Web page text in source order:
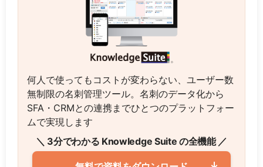
何人で使ってもコストが変わらない、ユーザー数
無制限の名刺管理ツール。名刺のデータ化から
SFA・CRMとの連携までひとつのプラットフォー
ムで実現します
＼ 3分でわかる Knowledge Suite の全機能 ／